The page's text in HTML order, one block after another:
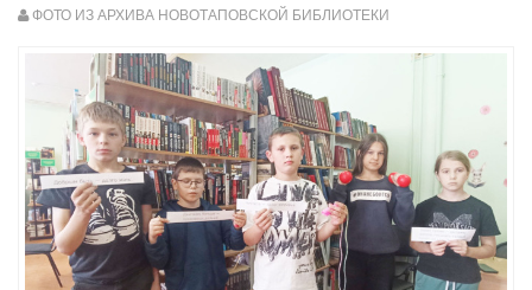
ФОТО ИЗ АРХИВА НОВОТАПОВСКОЙ БИБЛИОТЕКИ